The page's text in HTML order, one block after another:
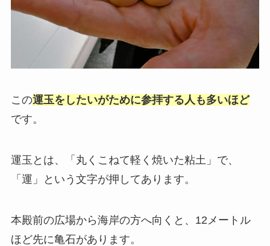
この運玉をしたいがために参拝する人も多いほど
です。
運玉とは、「丸くこねて軽く焼いた粘土」で、
「運」という文字が押してあります。
本殿前の広場から海岸の方へ向くと、12メートル
ほど先に亀石があります。